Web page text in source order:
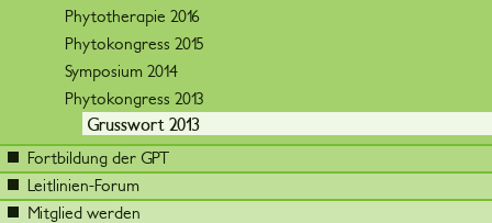
Phytotherapie 2016
Phytokongress 2015
Symposium 2014
Phytokongress 2013
Grusswort 2013
Fortbildung der GPT
Leitlinien-Forum
Mitglied werden